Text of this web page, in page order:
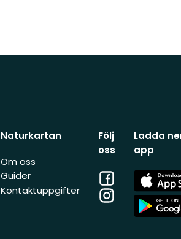
Naturkartan
Om oss
Guider
Kontaktuppgifter
Följ
oss
Facebook
Instagram
Ladda
app
App
Store
App
Store